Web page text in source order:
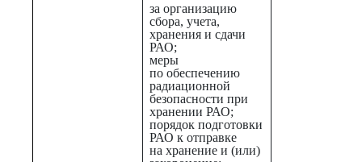
за организацию
сбора, учета,
хранения и сдачи
РАО;
меры
по обеспечению
радиационной
безопасности при
хранении РАО;
порядок подготовки
РАО к отправке
на хранение и (или)